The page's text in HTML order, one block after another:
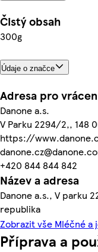
Čistý obsah
300g
Údaje o značce
Adresa pro
Danone a.s.
V Parku 2294/2,, 148
https://
+420 844 844 842
Název a adresa
Danone a.s., V parku
republika
Zobrazit vše Mléčné
Příprava a